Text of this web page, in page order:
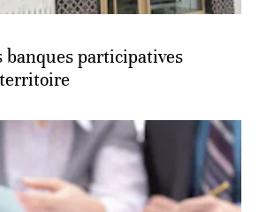
banques participatives